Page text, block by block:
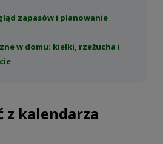
zapasów i planowanie
w domu: kiełki, rzeżucha i
z kalendarza